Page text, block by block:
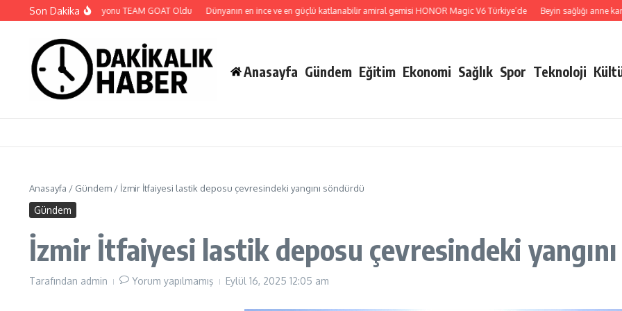
İçeriğe atlaSon Dakika
2. Sezon Şampiyonu TEAM GOAT Oldu Dünyanın en ince ve en güçlü katlanabilir amiral gemisi HONOR Magic V6 Türkiye’de Beyin sağlığı anne
Anasayfa Gündem Eğitim Ekonomi Sağlık Spor Teknoloji
Anasayfa / Gündem / İzmir İtfaiyesi lastik deposu çevresindeki yangını söndürdü
Gündem
İzmir İtfaiyesi lastik deposu çevresindeki
Tarafından admin Yorum yapılmamış Eylül 16, 2025 12:05 am